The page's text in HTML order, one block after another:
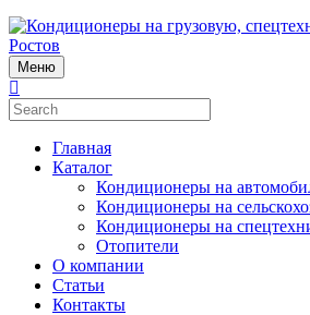
Меню
Главная
Каталог
Кондиционеры на
Кондиционеры на
Кондиционеры на
Отопители
О компании
Статьи
Контакты